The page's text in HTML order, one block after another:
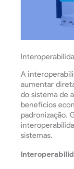
A
aumentar
do sistema de
benefícios
padronização.
sistemas.